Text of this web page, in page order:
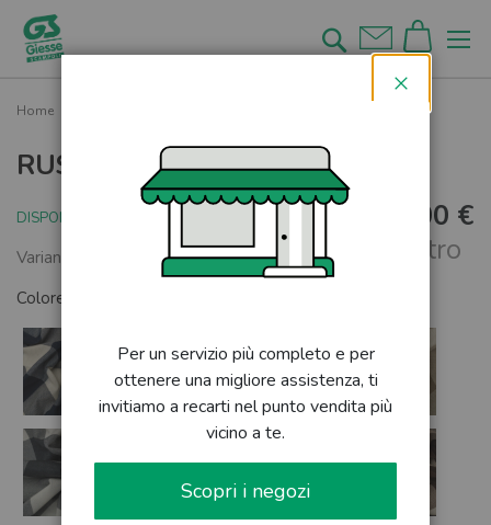
contenuto
Cerca
Home
RUSTICO QUADRO - 5,50 CM
12,00 €
DISPONIBILE
al metro
Varianti colore disponibili
Colore:
Chiudi
Per un servizio più completo e per
ottenere una migliore assistenza, ti
invitiamo a recarti nel punto vendita più
vicino a te.
Scopri i negozi